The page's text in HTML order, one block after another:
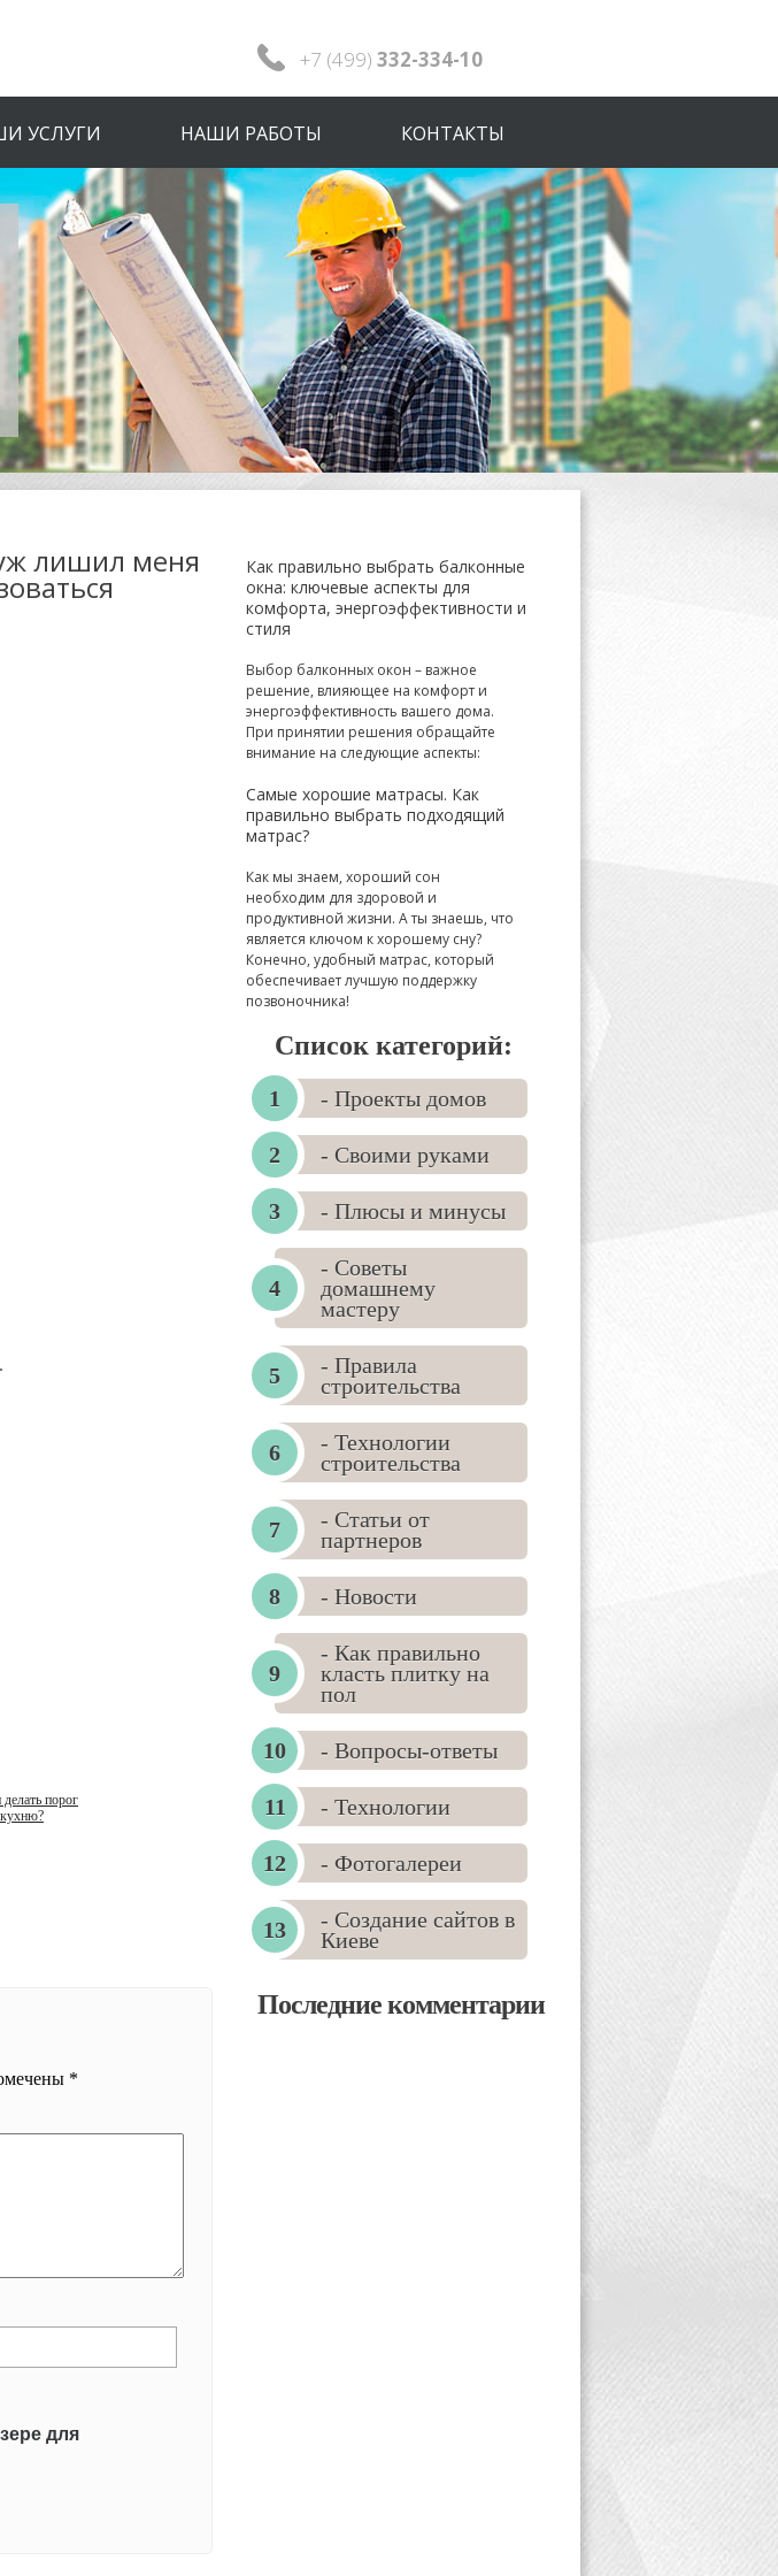
+7 (499) 332-334-10
УСЛУГИ НАШИ РАБОТЫ КОНТАКТЫ
лишил меня
порог
*
для
Как правильно выбрать балконные
окна: ключевые аспекты для
комфорта, энергоэффективности и
стиля
Выбор балконных окон – важное
решение, влияющее на комфорт и
энергоэффективность вашего дома.
При принятии решения обращайте
внимание на следующие аспекты:
Самые хорошие матрасы. Как
правильно выбрать подходящий
матрас?
Как мы знаем, хороший сон
необходим для здоровой и
продуктивной жизни. А ты знаешь, что
является ключом к хорошему сну?
Конечно, удобный матрас, который
обеспечивает лучшую поддержку
позвоночника!
Список категорий:
- Проекты домов
- Своими руками
- Плюсы и минусы
- Советы
домашнему
мастеру
- Правила
строительства
- Технологии
строительства
- Статьи от
партнеров
- Новости
- Как правильно
класть плитку на
пол
- Вопросы-ответы
- Технологии
- Фотогалереи
- Создание сайтов в
Киеве
Последние комментарии